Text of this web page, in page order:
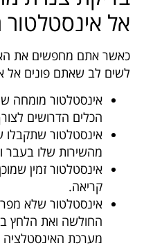
אל
כאשר אתם מחפשים את
לשים לב שאתם פונים אל
אינסטלטור מומחה
הכלים הדרושים
אינסטלטור שתקבלו
מהשירות שלו בעבר
אינסטלטור זמין
קריאה.
אינסטלטור שלא
החולשה ואת הלחץ
מערכת